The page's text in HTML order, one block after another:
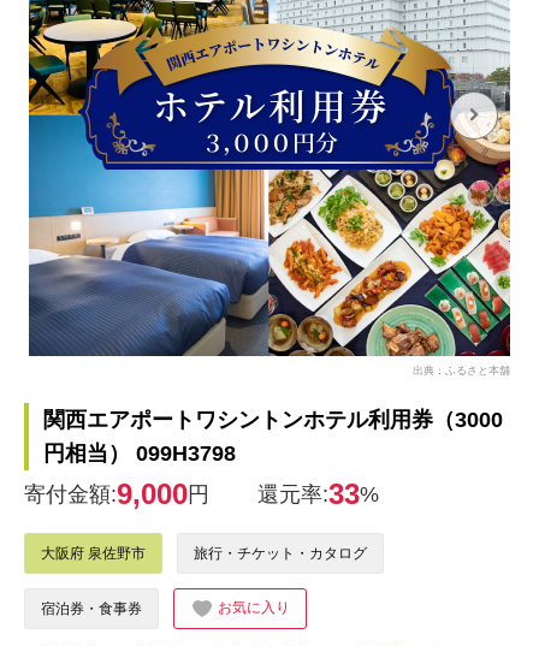
出典：ふるさと本舗
関西エアポートワシントンホテル利用券（3000
円相当） 099H3798
寄付金額:9,000円 還元率:33%
大阪府 泉佐野市 旅行・チケット・カタログ
宿泊券・食事券 お気に入り